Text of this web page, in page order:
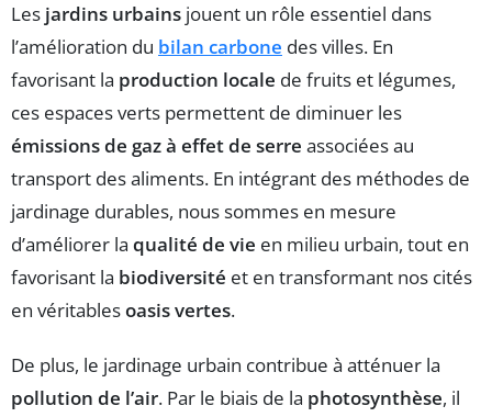
Les jardins urbains jouent un rôle essentiel dans
l’amélioration du bilan carbone des villes. En
favorisant la production locale de fruits et légumes,
ces espaces verts permettent de diminuer les
émissions de gaz à effet de serre associées au
transport des aliments. En intégrant des méthodes de
jardinage durables, nous sommes en mesure
d’améliorer la qualité de vie en milieu urbain, tout en
favorisant la biodiversité et en transformant nos cités
en véritablesoasis vertes.
De plus, le jardinage urbain contribue à atténuer la
pollution de l’air. Par le biais de la photosynthèse, il